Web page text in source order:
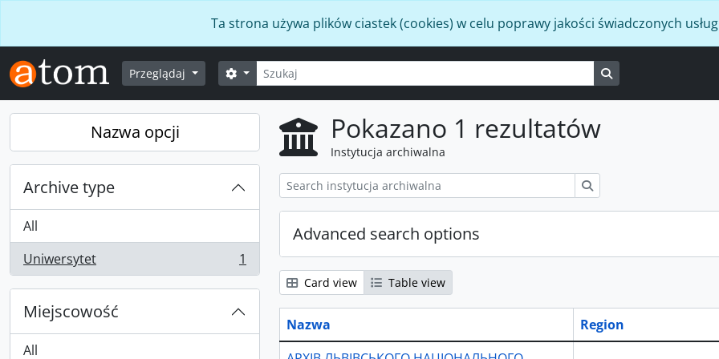
Ta strona używa plików ciastek (cookies) w celu poprawy jakości świadczonych
Przeglądaj Szukaj
Opcje wyszukiwania
Nazwa opcji
Archive type
All
Uniwersytet
, 1 results 1
Miejscowość
All
Pokazano 1 rezultatów
Instytucja archiwalna
Advanced search options
Card view Table view
Nazwa
Region